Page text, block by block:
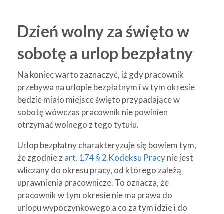
Dzień wolny za święto w
sobotę a urlop bezpłatny
Na koniec warto zaznaczyć, iż gdy pracownik
przebywa na urlopie bezpłatnym i w tym okresie
będzie miało miejsce święto przypadające w
sobotę wówczas pracownik nie powinien
otrzymać wolnego z tego tytułu.
Urlop bezpłatny charakteryzuje się bowiem tym,
że zgodnie zart. 174 § 2 Kodeksu Pracynie jest
wliczany do okresu pracy, od którego zależą
uprawnienia pracownicze. To oznacza, że
pracownik w tym okresie nie ma prawa do
urlopu wypoczynkowego a co za tym idzie i do